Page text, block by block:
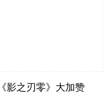
影之刃零》大加赞